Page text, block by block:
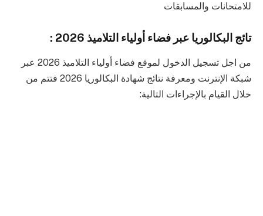
للامتحانات والمسابقات
تائج البكالوريا عبر فضاء أولياء التلاميذ 2026 :
من اجل تسجيل الدخول لموقع فضاء أولياء التلاميذ 2026 عبر
شبكة الإنترنت ومعرفة نتائج شهادة البكالوريا 2026 فتتم من
خلال القيام بالإجراءات التالية: